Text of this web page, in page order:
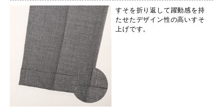
すそを折り返して躍動感を持
たせたデザイン性の高いすそ
上げです。